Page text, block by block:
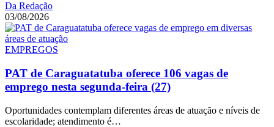
Da Redação
03/08/2026
EMPREGOS
PAT de Caraguatatuba oferece 106 vagas de
emprego nesta segunda-feira (27)
Oportunidades contemplam diferentes áreas de atuação e níveis de
escolaridade; atendimento é…